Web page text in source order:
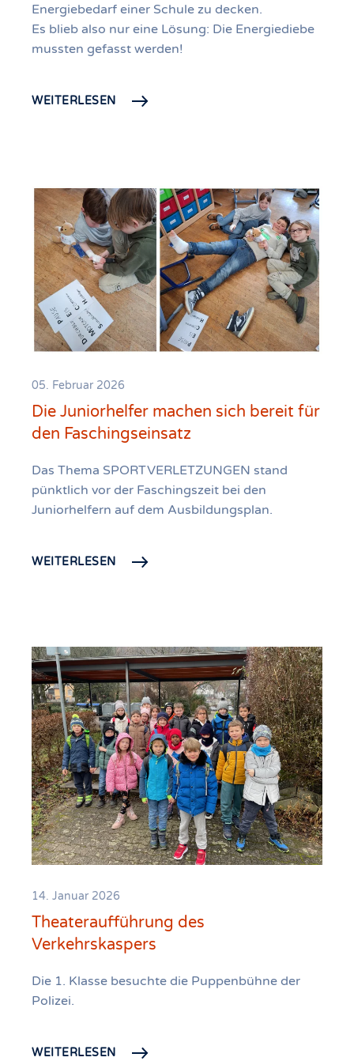
Energiebedarf einer Schule zu decken.
Es blieb also nur eine Lösung: Die Energiediebe
mussten gefasst werden!
WEITERLESEN
05. Februar 2026
Die Juniorhelfer machen sich bereit für
den Faschingseinsatz
Das Thema SPORTVERLETZUNGEN stand
pünktlich vor der Faschingszeit bei den
Juniorhelfern auf dem Ausbildungsplan.
WEITERLESEN
14. Januar 2026
Theateraufführung des
Verkehrskaspers
Die 1. Klasse besuchte die Puppenbühne der
Polizei.
WEITERLESEN